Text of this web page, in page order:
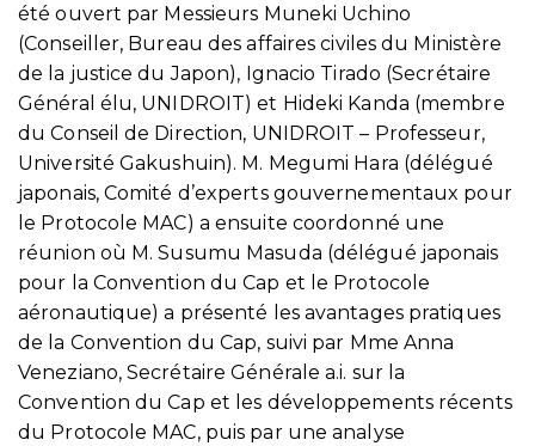
été ouvert par Messieurs Muneki Uchino
(Conseiller, Bureau des affaires civiles du Ministère
de la justice du Japon), Ignacio Tirado (Secrétaire
Général élu, UNIDROIT) et Hideki Kanda (membre
du Conseil de Direction, UNIDROIT – Professeur,
Université Gakushuin). M. Megumi Hara (délégué
japonais, Comité d’experts gouvernementaux pour
le Protocole MAC) a ensuite coordonné une
réunion où M. Susumu Masuda (délégué japonais
pour la Convention du Cap et le Protocole
aéronautique) a présenté les avantages pratiques
de la Convention du Cap, suivi par Mme Anna
Veneziano, Secrétaire Générale a.i. sur la
Convention du Cap et les développements récents
du Protocole MAC, puis par une analyse